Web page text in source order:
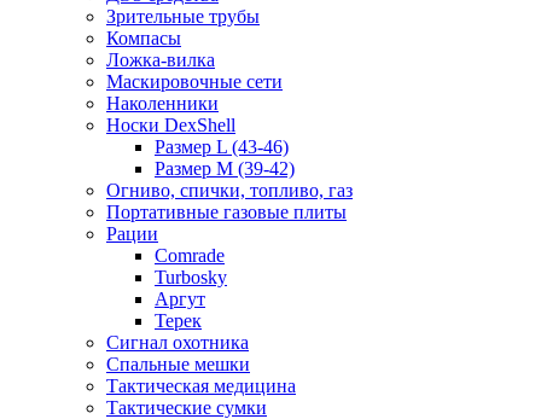
Зрительные трубы
Компасы
Ложка-вилка
Маскировочные сети
Наколенники
Носки DexShell
Размер L (43-46)
Размер M (39-42)
Огниво, спички, топливо, газ
Портативные газовые плиты
Рации
Comrade
Turbosky
Аргут
Терек
Сигнал охотника
Спальные мешки
Тактическая медицина
Тактические сумки